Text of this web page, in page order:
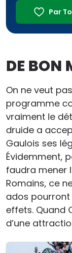
Par
DE BON
On ne veut
programme
vraiment le
druide a
Gaulois ses
Évidemment,
faudra mener
Romains, ce
ados
effets. Quand
d’une